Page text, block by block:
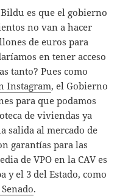
es que el gobierno
no van a hacer
de euros para
en tener acceso
tanto? Pues como
Instagram, el Gobierno
para que podamos
de viviendas ya
salida al mercado de
garantías para las
de VPO en la CAV es
y el 3 del Estado, como
.